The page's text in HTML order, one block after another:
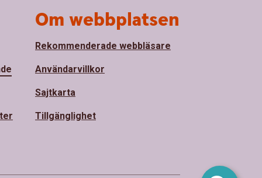
Om webbplatsen
Rekommenderade webbläsare
Användarvillkor
Sajtkarta
Tillgänglighet